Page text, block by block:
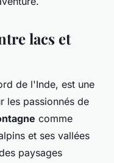
lacs et
de l'Inde, est une
les passionnés de
comme
et ses vallées
paysages